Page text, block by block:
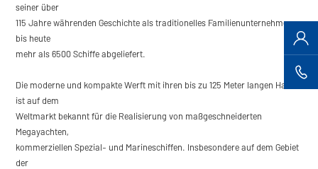
seiner über
115 Jahre währenden Geschichte als traditionelles Familienunternehmen
bis heute
mehr als 6500 Schiffe abgeliefert.
Die moderne und kompakte Werft mit ihren bis zu 125 Meter langen Hallen
ist auf dem
Weltmarkt bekannt für die Realisierung von maßgeschneiderten
Megayachten,
kommerziellen Spezial- und Marineschiffen. Insbesondere auf dem Gebiet
der